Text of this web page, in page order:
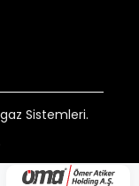
Sistemleri.